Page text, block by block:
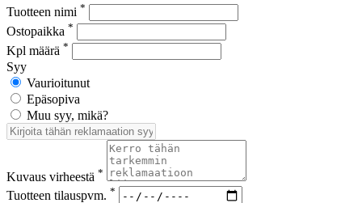
Tuotteen nimi *
Ostopaikka *
Kpl määrä *
Syy
Vaurioitunut
Epäsopiva
Muu syy, mikä?
Kuvaus virheestä *
Tuotteen tilauspvm. *